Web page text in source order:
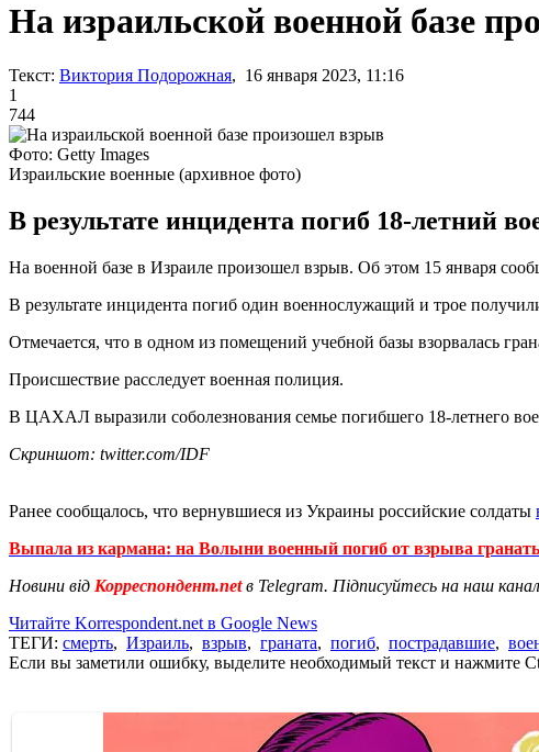
На израильской военной базе
Текст: Виктория Подорожная, 16 января 2023, 11:16
1
744
Фото: Getty Images
Израильские военные (архивное фото)
В результате инцидента погиб 18-летний
На военной базе в Израиле произошел взрыв. Об этом 15 января
В результате инцидента погиб один военнослужащий и трое
Отмечается, что в одном из помещений учебной базы взорвалась
Происшествие расследует военная полиция.
В ЦАХАЛ выразили соболезнования семье погибшего 18-летнего
Скриншот: twitter.com/IDF
Ранее сообщалось, что вернувшиеся из Украины российские солдаты
Выпала из кармана: на Волыни военный погиб от взрыва
Новини від Корреспондент.netв Telegram. Підписуйтесь на наш канал
Читайте Korrespondent.net в Google News
ТЕГИ: смерть, Израиль, взрыв, граната, погиб, пострадавшие,
Если вы заметили ошибку, выделите необходимый текст и нажмите